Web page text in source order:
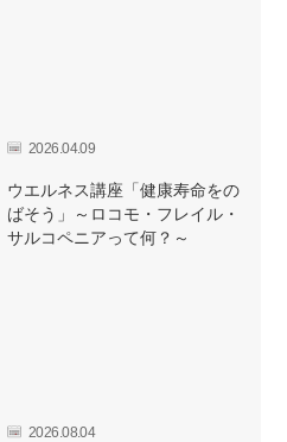
2026.04.09
ウエルネス講座「健康寿命をの
ばそう」～ロコモ・フレイル・
サルコペニアって何？～
2026.08.04